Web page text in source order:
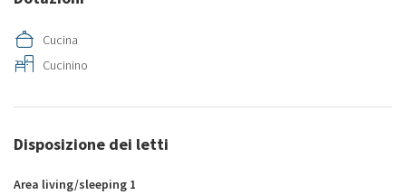
Cucina
Cucinino
Disposizione dei letti
Area living/sleeping 1